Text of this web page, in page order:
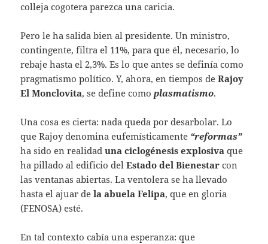
colleja cogotera parezca una caricia.
Pero le ha salida bien al presidente. Un ministro,
contingente, filtra el 11%, para que él, necesario, lo
rebaje hasta el 2,3%. Es lo que antes se definía como
pragmatismo político. Y, ahora, en tiempos de Rajoy
El Monclovita, se define comoplasmatismo.
Una cosa es cierta: nada queda por desarbolar. Lo
que Rajoy denomina eufemísticamente “reformas”
ha sido en realidaduna ciclogénesis explosiva que
ha pillado al edificio delEstado del Bienestar con
las ventanas abiertas. La ventolera se ha llevado
hasta el ajuar dela abuela Felipa, que en gloria
(FENOSA) esté.
En tal contexto cabía una esperanza: que